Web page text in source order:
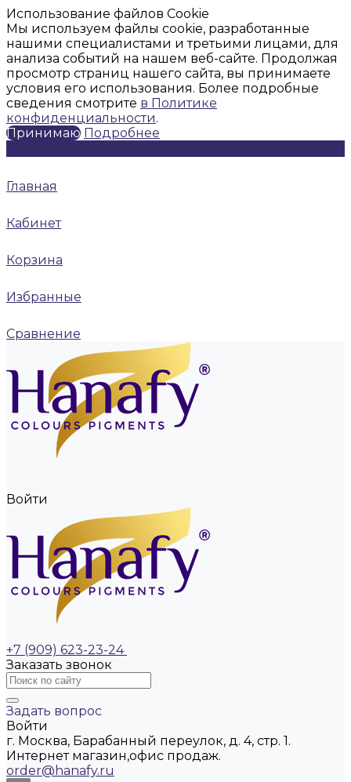
Использование файлов Cookie
Мы используем файлы cookie, разработанные
нашими специалистами и третьими лицами, для
анализа событий на нашем веб-сайте. Продолжая
просмотр страниц нашего сайта, вы принимаете
условия его использования. Более подробные
сведения смотрите в Политике
конфиденциальности.
Принимаю Подробнее
Главная
Кабинет
Корзина
Избранные
Сравнение
Войти
+7 (909) 623-23-24
Заказать звонок
Задать вопрос
Войти
г. Москва, Барабанный переулок, д. 4, стр. 1.
Интернет магазин,офис продаж.
order@hanafy.ru